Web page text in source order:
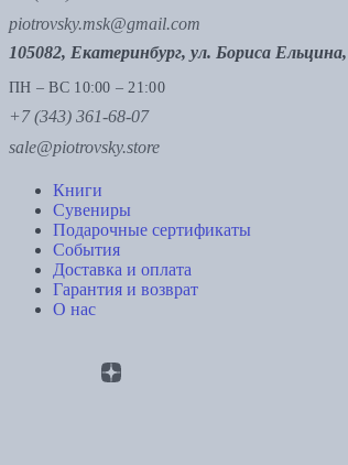
piotrovsky.msk@gmail.com
105082, Екатеринбург, ул. Бориса
ПН – ВС 10:00 – 21:00
+7 (343) 361-68-07
sale@piotrovsky.store
Книги
Сувениры
Подарочные сертификаты
События
Доставка и оплата
Гарантия и возврат
О нас